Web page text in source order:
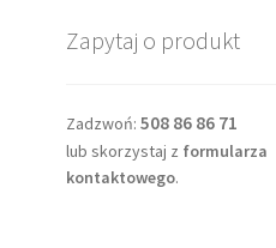
Zapytaj o produkt
Zadzwoń: 508 86 86 71
lub skorzystaj z formularza
kontaktowego.